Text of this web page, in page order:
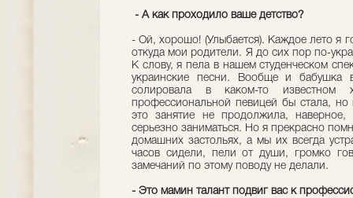
- А как проходило ваше детство?
- Ой, хорошо! (Улыбается). Каждое лето я
откуда мои родители. Я до сих пор по-
К слову, я пела в нашем студенческом
украинские песни. Вообще и
солировала в каком-то
профессиональной певицей бы стала,
это занятие не продолжила,
серьезно заниматься. Но я прекрасно
домашних застольях, а мы их всегда
часов сидели, пели от души, громко
замечаний по этому поводу не делали.
- Это мамин талант подвиг вас к